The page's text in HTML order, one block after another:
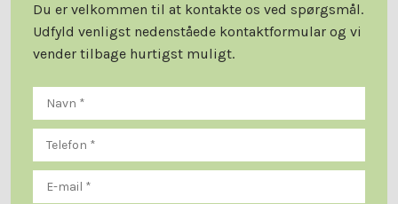
Du er velkommen til at kontakte os ved spørgsmål.
Udfyld venligst nedenståede kontaktformular og vi
vender tilbage hurtigst muligt.